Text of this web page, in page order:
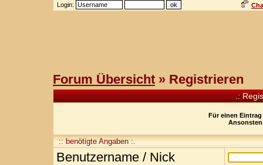
Login:
Forum Übersicht » Registrieren
.:
Für einen
:: benötigte Angaben :.
Benutzername / Nick